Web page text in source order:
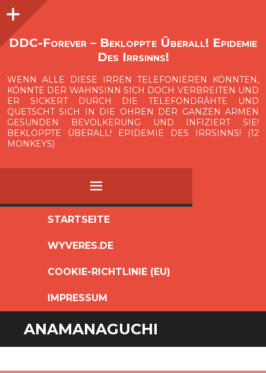
O
p
e
n
i
d
e
b
a
DDC-Forever – Bekloppte Überall! Epidemie
Des Irrsinns!
WENN ALLE DIESE IRREN TELEFONIEREN KÖNNTEN,
KÖNNTE DER WAHNSINN SICH DOCH VERBREITEN UND
ER SICKERT DURCH DIE TELEFONDRÄHTE UND
QUETSCHT SICH IN DIE OHREN DER GANZEN ARMEN
GESUNDEN BEVÖLKERUNG UND INFIZIERT SIE!
BEKLOPPTE ÜBERALL! EPIDEMIE DES IRRSINNS! (12
MONKEYS)
MENÜ
SPRINGEN
STARTSEITE
WYVERES.DE
COOKIE-RICHTLINIE (EU)
IMPRESSUM
Seitenleiste
ANAMANAGUCHI